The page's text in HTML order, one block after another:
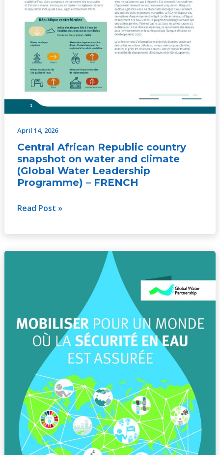
April 14, 2026
Central African Republic country
snapshot on water and climate
(Global Water Leadership
Programme) – FRENCH
Read Post »